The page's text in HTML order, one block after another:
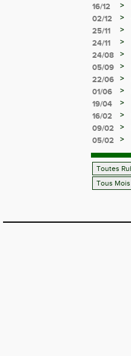
16/12
>
02/12 >
25/11
>
24/11
>
24/08
>
05/09
>
22/06
>
01/06
>
19/04
>
16/02
>
09/02
>
05/02
>